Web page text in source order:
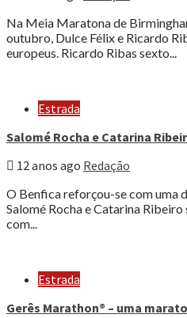
Na Meia Maratona de
outubro, Dulce Félix e Ricardo
europeus. Ricardo Ribas sexto...
Estrada
Salomé Rocha e Catarina
12 anos ago Redação
O Benfica reforçou-se com uma
Salomé Rocha e Catarina
com...
Estrada
Gerês Marathon® – uma